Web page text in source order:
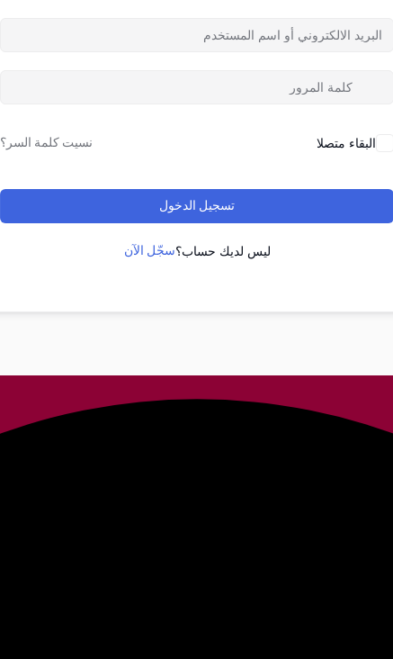
البقاء متصلا نسيت كلمة السر؟
تسجيل الدخول
ليس لديك حساب؟سجّل الآن